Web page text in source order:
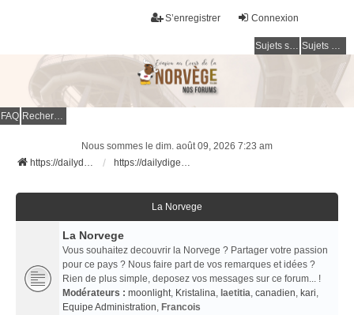
Connexion
S’enregistrer
Sujets sans réponse Sujets actifs
FAQ Rechercher
Nous sommes le dim. août 09, 2026 7:23 am
https://dailydigesthub.com
https://dailydigesthub.com
La Norvege
La Norvege
Vous souhaitez decouvrir la Norvege ? Partager votre passion
pour ce pays ? Nous faire part de vos remarques et idées ?
Rien de plus simple, deposez vos messages sur ce forum... !
Modérateurs : moonlight, Kristalina, laetitia, canadien, kari,
Equipe Administration, Francois